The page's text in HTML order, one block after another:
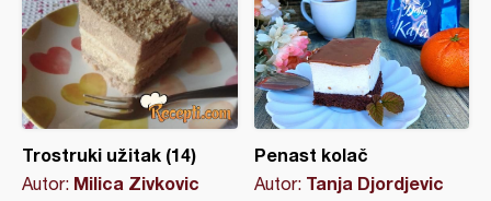
Trostruki užitak (14)
Autor: Milica Zivkovic
Penast kolač
Autor: Tanja Djordjevic